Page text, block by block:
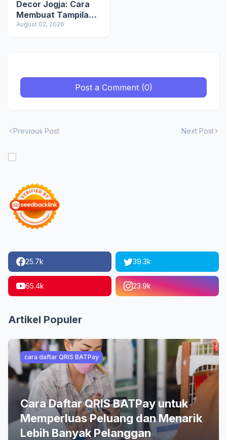
Decor Jogja: Cara
Membuat Tampilan
Gorden Ala Hotel
August 02, 2026
Post a Comment (0)
Previous Post Next Post
25.7k 39.3k
65.4k 23.9k
Artikel Populer
cara daftar QRIS BATPay
Cara Daftar QRIS BATPay untuk
Memperluas Peluang dan Menarik
Lebih Banyak Pelanggan